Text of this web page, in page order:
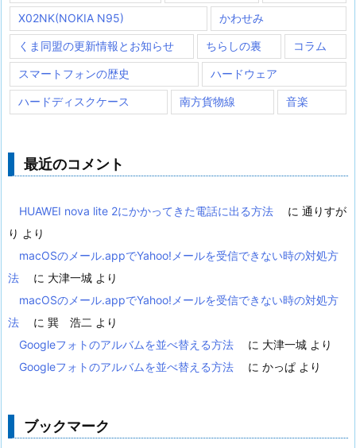
X02NK(NOKIA N95)
かわせみ
くま同盟の更新情報とお知らせ ちらしの裏 コラム
スマートフォンの歴史 ハードウェア
ハードディスクケース 南方貨物線 音楽
最近のコメント
HUAWEI nova lite 2にかかってきた電話に出る方法 に 通りすが
り より
macOSのメール.appでYahoo!メールを受信できない時の対処方
法
に 大津一城 より
macOSのメール.appでYahoo!メールを受信できない時の対処方
法
に 巽 浩二 より
Googleフォトのアルバムを並べ替える方法
に 大津一城 より
Googleフォトのアルバムを並べ替える方法
に かっぱ より
ブックマーク